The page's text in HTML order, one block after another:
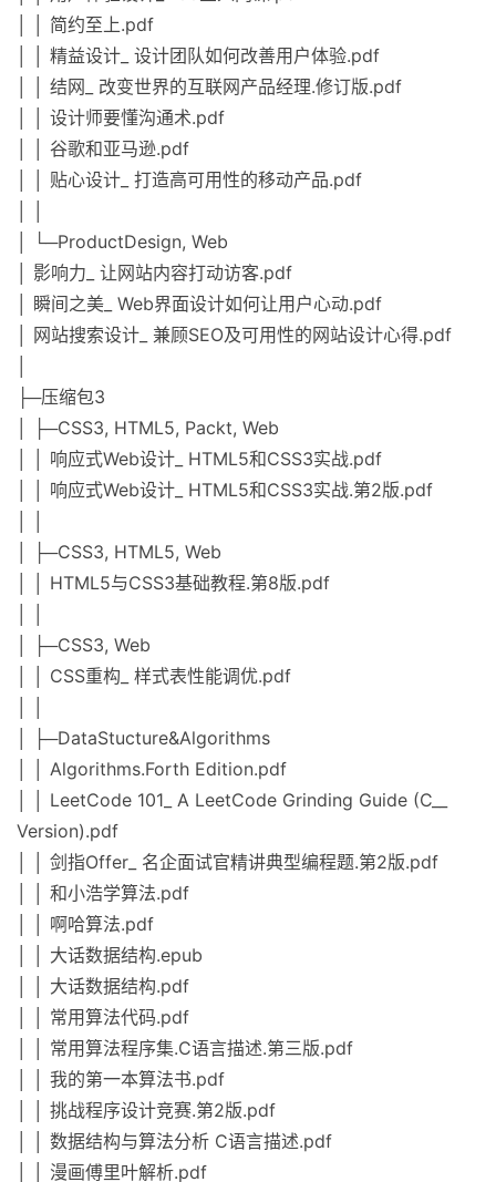
│ │ 简约至上.pdf
│ │ 精益设计_ 设计团队如何改善用户体验.pdf
│ │ 结网_ 改变世界的互联网产品经理.修订版.pdf
│ │ 设计师要懂沟通术.pdf
│ │ 谷歌和亚马逊.pdf
│ │ 贴心设计_ 打造高可用性的移动产品.pdf
│ └─ProductDesign, Web
│ 影响力_ 让网站内容打动访客.pdf
│ 瞬间之美_ Web界面设计如何让用户心动.pdf
│ 网站搜索设计_ 兼顾SEO及可用性的网站设计心得.pdf
├─压缩包3
│ ├─CSS3, HTML5, Packt, Web
│ │ 响应式Web设计_ HTML5和CSS3实战.pdf
│ │ 响应式Web设计_ HTML5和CSS3实战.第2版.pdf
│ ├─CSS3, HTML5, Web
│ │ HTML5与CSS3基础教程.第8版.pdf
│ ├─CSS3, Web
│ │ CSS重构_ 样式表性能调优.pdf
│ ├─DataStucture&Algorithms
│ │ Algorithms.Forth Edition.pdf
│ │ LeetCode 101_ A LeetCode Grinding Guide (C__
Version).pdf
│ │ 剑指Offer_ 名企面试官精讲典型编程题.第2版.pdf
│ │ 和小浩学算法.pdf
│ │ 啊哈算法.pdf
│ │ 大话数据结构.epub
│ │ 大话数据结构.pdf
│ │ 常用算法代码.pdf
│ │ 常用算法程序集.C语言描述.第三版.pdf
│ │ 我的第一本算法书.pdf
│ │ 挑战程序设计竞赛.第2版.pdf
│ │ 数据结构与算法分析 C语言描述.pdf
│ │ 漫画傅里叶解析.pdf